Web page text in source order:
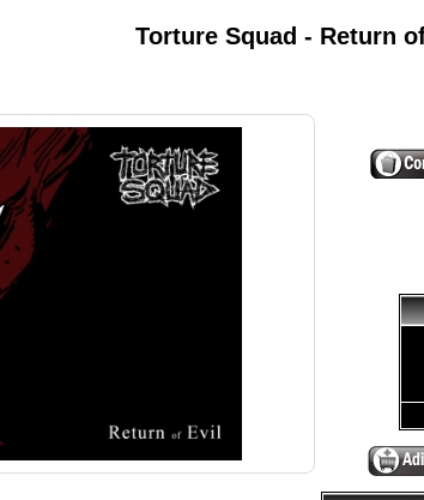
Torture Squad - Return